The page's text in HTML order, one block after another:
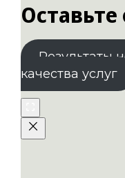
Результаты
качества услуг